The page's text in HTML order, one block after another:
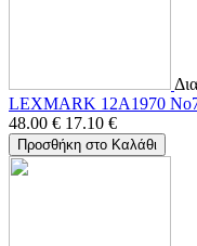
LEXMARK 12A1970
48.00 € 17.10 €
Προσθήκη στο Καλάθι